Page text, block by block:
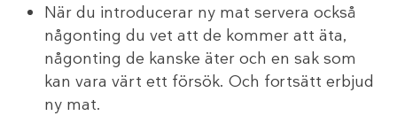
När du introducerar ny mat servera också
någonting du vet att de kommer att äta,
någonting de kanske äter och en sak som
kan vara värt ett försök. Och fortsätt erbjud
ny mat.